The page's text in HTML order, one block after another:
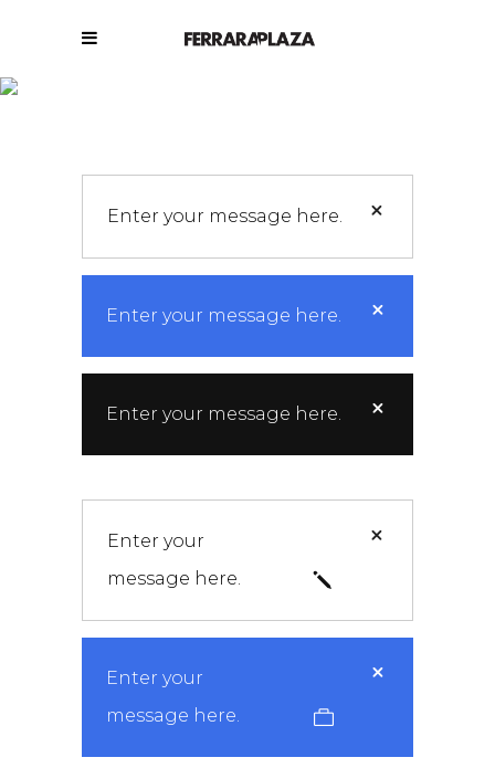
Enter your message here.
Enter your message here.
Enter your message here.
Enter your
message here.
Enter your
message here.